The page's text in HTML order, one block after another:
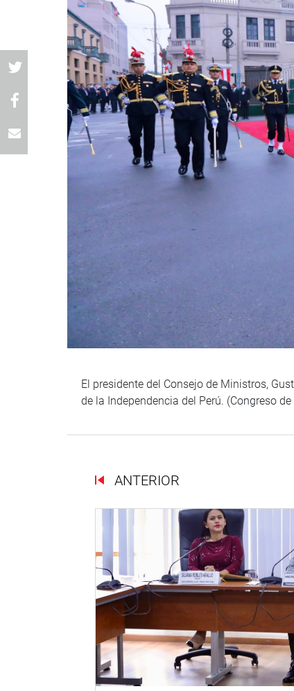
El presidente del Consejo de Ministros,
de la Independencia del Perú. (Congreso
ANTERIOR